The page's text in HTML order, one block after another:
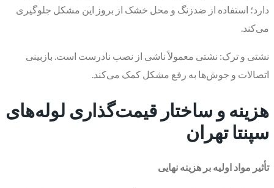
دارد؛ استفاده از ضدزنگ و محل خشک از بروز این مشکل جلوگیری
می‌کند.
نشتی و ترک: نشتی معمولاً ناشی از نصب نادرست است. بازبینی
اتصالات و جوش‌ها به رفع مشکل کمک می‌کند.
هزینه و ساختار قیمت‌گذاری لوله‌های
سپنتا تهران
تأثیر مواد اولیه بر هزینه نهایی